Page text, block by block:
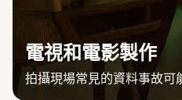
電視和電影製作
拍攝現場常見的資料事故可